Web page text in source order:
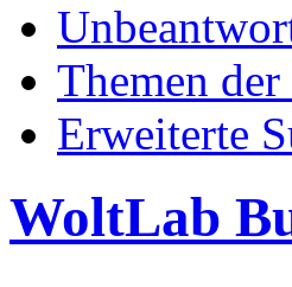
Themen
Erweiterte
WoltLab